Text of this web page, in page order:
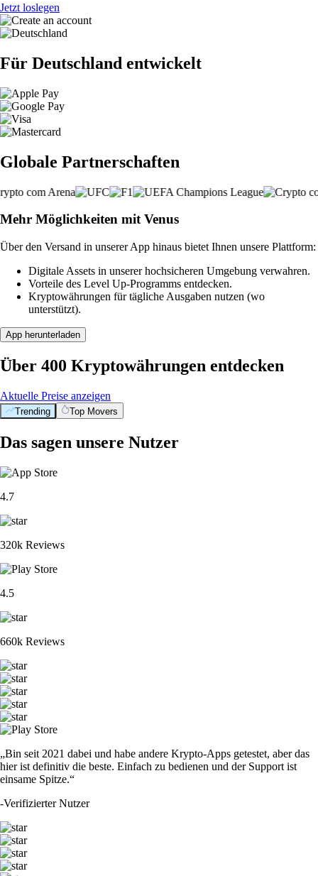
Jetzt loslegen
Für Deutschland entwickelt
Globale Partnerschaften
Mehr Möglichkeiten mit Venus
Über den Versand in unserer App hinaus bietet Ihnen unsere Plattform:
Digitale Assets in unserer hochsicheren Umgebung verwahren.
Vorteile des Level Up-Programms entdecken.
Kryptowährungen für tägliche Ausgaben nutzen (wo
unterstützt).
App herunterladen
Über 400 Kryptowährungen entdecken
Aktuelle Preise anzeigen
Trending Top Movers
Das sagen unsere Nutzer
4.7
320k Reviews
4.5
660k Reviews
„Bin seit 2021 dabei und habe andere Krypto-Apps getestet, aber das
hier ist definitiv die beste. Einfach zu bedienen und der Support ist
einsame Spitze.“
-Verifizierter Nutzer